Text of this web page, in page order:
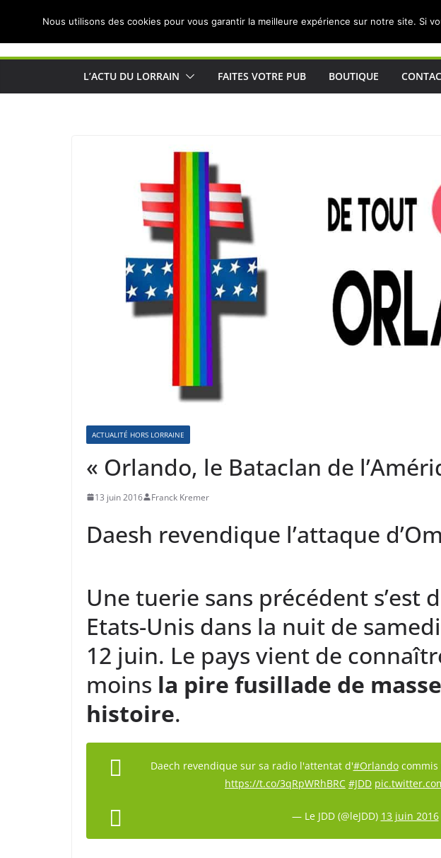
Actualités de Lorraine pour les Lorrains
L’ACTU DU LORRAIN FAITES VOTRE PUB BOUTIQUE
ACTUALITÉ HORS LORRAINE
« Orlando, le Bataclan de
13 juin 2016 Franck Kremer
Daesh revendique l’attaque
Une tuerie sans précédent s’est
Etats-Unis dans la nuit de
12 juin. Le pays vient de
moins la pire fusillade de
histoire.
Daech revendique sur sa radio l'attentat d'#Orlandocommis
https://t.co/3qRpWRhBRC #JDD
— Le JDD (@leJDD) 13 juin 2016
Nous utilisons des cookies pour vous garantir la meilleure expérience sur notre site. Si